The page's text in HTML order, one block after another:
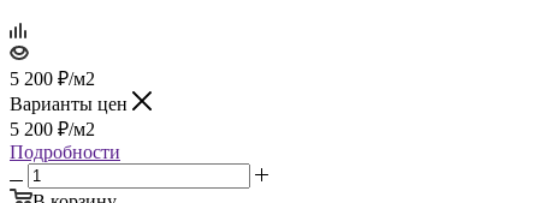
5 200 ₽/м2
Варианты цен
5 200 ₽/м2
Подробности